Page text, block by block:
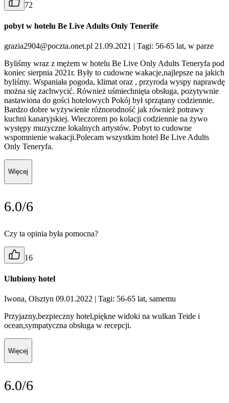
72
pobyt w hotelu Be Live Adults Only Tenerife
grazia2904@poczta.onet.pl 21.09.2021 | Tagi: 56-65 lat, w parze
Byliśmy wraz z mężem w hotelu Be Live Only Adults Teneryfa pod
koniec sierpnia 2021r. Były to cudowne wakacje,najlepsze na jakich
byliśmy. Wspaniała pogoda, klimat oraz , przyroda wyspy naprawdę
można się zachwycić. Również uśmiechnięta obsługa, pozytywnie
nastawiona do gości hotelowych Pokój był sprzątany codziennie.
Bardzo dobre wyżywienie różnorodność jak również potrawy
kuchni kanaryjskiej. Wieczorem po kolacji codziennie na żywo
występy muzyczne lokalnych artystów. Pobyt to cudowne
wspomnienie wakacji.Polecam wszystkim hotel Be Live Adults
Only Teneryfa.
Więcej
6.0/6
Czy ta opinia była pomocna?
16
Ulubiony hotel
Iwona, Olsztyn 09.01.2022 | Tagi: 56-65 lat, samemu
Przyjazny,bezpieczny hotel,piękne widoki na wulkan Teide i
ocean,sympatyczna obsługa w recepcji.
Więcej
6.0/6